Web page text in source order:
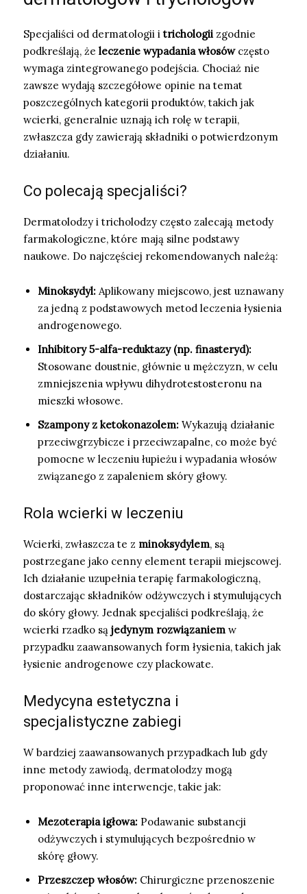
Specjaliści od dermatologii i trichologii zgodnie
podkreślają, że leczenie wypadania włosówczęsto
wymaga zintegrowanego podejścia. Chociaż nie
zawsze wydają szczegółowe opinie na temat
poszczególnych kategorii produktów, takich jak
wcierki, generalnie uznają ich rolę w terapii,
zwłaszcza gdy zawierają składniki o potwierdzonym
działaniu.
Co polecają specjaliści?
Dermatolodzy i tricholodzy często zalecają metody
farmakologiczne, które mają silne podstawy
naukowe. Do najczęściej rekomendowanych należą:
Minoksydyl: Aplikowany miejscowo, jest uznawany
za jedną z podstawowych metod leczenia łysienia
androgenowego.
Inhibitory 5-alfa-reduktazy (np. finasteryd):
Stosowane doustnie, głównie u mężczyzn, w celu
zmniejszenia wpływu dihydrotestosteronu na
mieszki włosowe.
Szampony z ketokonazolem: Wykazują działanie
przeciwgrzybicze i przeciwzapalne, co może być
pomocne w leczeniu łupieżu i wypadania włosów
związanego z zapaleniem skóry głowy.
Rola wcierki w leczeniu
Wcierki, zwłaszcza te z minoksydylem, są
postrzegane jako cenny element terapii miejscowej.
Ich działanie uzupełnia terapię farmakologiczną,
dostarczając składników odżywczych i stymulujących
do skóry głowy. Jednak specjaliści podkreślają, że
wcierki rzadko są jedynym rozwiązaniem w
przypadku zaawansowanych form łysienia, takich jak
łysienie androgenowe czy plackowate.
Medycyna estetyczna i
specjalistyczne zabiegi
W bardziej zaawansowanych przypadkach lub gdy
inne metody zawiodą, dermatolodzy mogą
proponować inne interwencje, takie jak:
Mezoterapia igłowa: Podawanie substancji
odżywczych i stymulujących bezpośrednio w
skórę głowy.
Przeszczep włosów: Chirurgiczne przenoszenie